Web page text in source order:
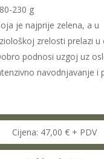
230 g
je najprije zelena, a u
zrelosti prelazi u
podnosi uzgoj uz
navodnjavanje i
Cijena: 47,00 € + PDV